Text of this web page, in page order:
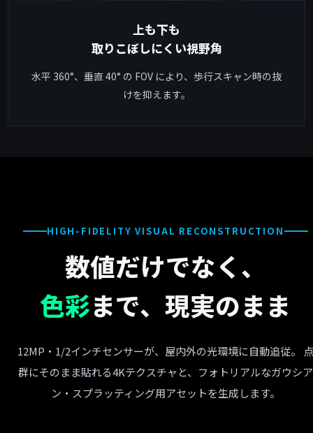
上も下も
取りこぼしにくい視野角
水平 360°、垂直 40° の FOV により、歩行スキャン時の抜
けを抑えます。
HIGH-FIDELITY VISUAL RECONSTRUCTION
数値だけでなく、
色彩まで、現実のまま
12MP・1/2インチセンサーが、屋内外の光環境に自動追従。 点
群にそのまま貼れる4Kテクスチャ と、フォトリアルなガウシア
ン・スプラッティング用アセットを生成します。